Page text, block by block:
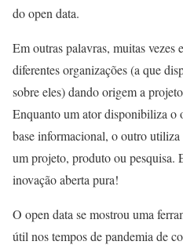
do open data.
Em outras palavras, muitas vezes
diferentes organizações (a que
sobre eles) dando origem a
Enquanto um ator disponibiliza o
base informacional, o outro
um projeto, produto ou pesquisa.
inovação aberta pura!
O open data se mostrou uma
útil nos tempos de pandemia de